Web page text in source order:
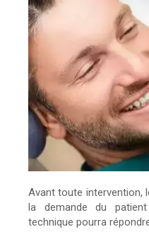
Avant toute intervention,
la demande du
technique pourra